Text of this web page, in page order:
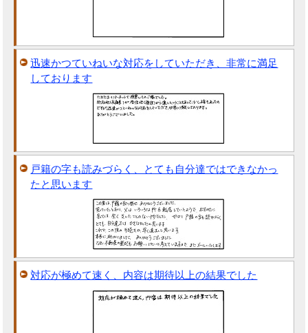
迅速かつていねいな対応をしていただき、非常に満足
しております
戸籍の字も読みづらく、とても自分達ではできなかっ
たと思います
対応が極めて速く、内容は期待以上の結果でした